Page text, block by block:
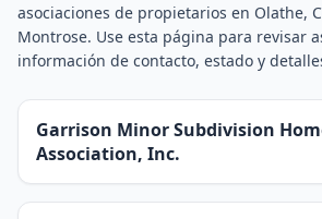
asociaciones de propietarios en Olathe,
Montrose. Use esta página para revisar
información de contacto, estado y
Garrison Minor Subdivision
Association, Inc.